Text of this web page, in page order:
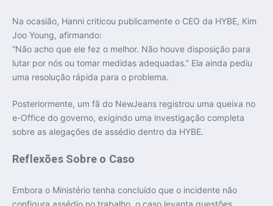
Na ocasião, Hanni criticou publicamente o CEO da HYBE, Kim
Joo Young, afirmando:
“Não acho que ele fez o melhor. Não houve disposição para
lutar por nós ou tomar medidas adequadas.” Ela ainda pediu
uma resolução rápida para o problema.
Posteriormente, um fã do NewJeans registrou uma queixa no
e-Office do governo, exigindo uma investigação completa
sobre as alegações de assédio dentro da HYBE.
Reflexões Sobre o Caso
Embora o Ministério tenha concluído que o incidente não
configura assédio no trabalho, o caso levanta questões